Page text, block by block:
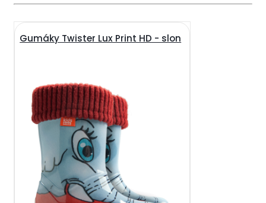
Gumáky Twister Lux Print HD - slon